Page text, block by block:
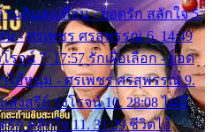
านดินสะเทือน - ยอดรัก สลักใจ 5.
- ศรเพชร ศรสุพรรณ 6. 14:49
รจน์ 7. 17:57 รักเผื่อเลือก - ยอด
าไอ้หนุ่ม - ศรเพชร ศรสุพรรณ 9.
สงสุรีย์ รุ่งโรจน์ 10. 28:08 ไม่มี
ก สลักใจ 11. 31:29 ชีวิตไอ้